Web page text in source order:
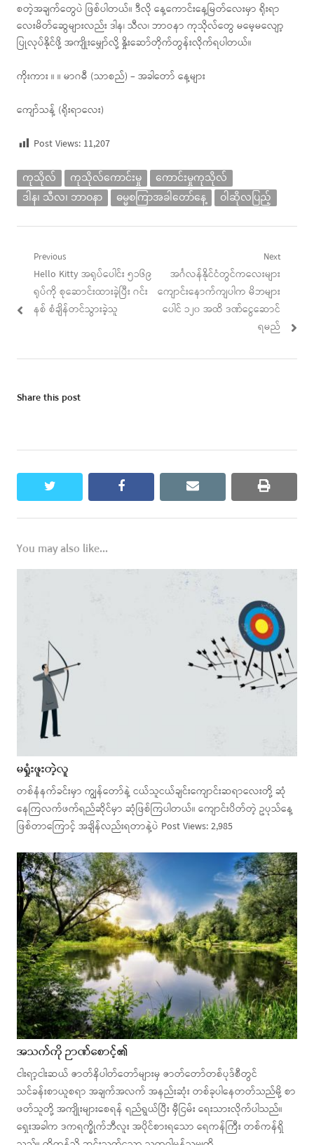
စတဲ့အချက်တွေပဲ ဖြစ်ပါတယ်။ ဒီလို နေ့ကောင်းနေ့မြတ်လေးမှာ ရိုးရာ
လေးမိတ်ဆွေများလည်း ဒါန၊ သီလ၊ ဘာဝနာ ကုသိုလ်တွေ မမေ့မလျော့
ပြုလုပ်နိုင်ဖို့ အကျိုးမျှော်လို့ နှိုးဆော်တိုက်တွန်းလိုက်ရပါတယ်။
ကိုးကား ။ ။ မာဂဓီ (သာစည်) – အခါတော် နေ့များ
ကျော်သန့် (ရိုးရာလေး)
Post Views: 11,207
ကုသိုလ် ကုသိုလ်ကောင်းမှု
ကောင်းမှုကုသိုလ်
ဒါန၊ သီလ၊ ဘာဝနာ
ဓမ္မစကြာအခါတော်နေ့ ဝါဆိုလပြည့်
Post
navigation
Previous
Previous
post:
Hello Kitty အရုပ်ပေါင်း ၅၁၆၉
ရုပ်ကို စုဆောင်းထားခဲ့ပြီး ဂင်း
နစ် စံချိန်တင်သွားခဲ့သူ
Next
Next
post:
အင်္ဂလန်နိုင်ငံတွင်ကလေးများ
ကျောင်းနောက်ကျပါက မိဘများ
ပေါင် ၁၂၀ အထိ ဒဏ်ငွေဆောင်
ရမည်
Share this post
twitter facebook email print
You may also like...
မရှုံးဖူးတဲ့လူ
တစ်နံနက်ခင်းမှာ ကျွန်တော်နဲ့ ငယ်သူငယ်ချင်းကျောင်းဆရာလေးတို့ ဆုံ
နေကြလက်ဖက်ရည်ဆိုင်မှာ ဆုံဖြစ်ကြပါတယ်။ ကျောင်းပိတ်တဲ့ ဥပုသ်နေ့
ဖြစ်တာကြောင့် အချိန်လည်းရတာနဲ့ပဲ Post Views: 2,985
အသက်ကို ဉာဏ်စောင့်၏
ငါးရာ့ငါးဆယ် ဇာတ်နိပါတ်တော်များမှ ဇာတ်တော်တစ်ပုဒ်စီတွင်
သင်ခန်းစာယူစရာ အချက်အလက် အနည်းဆုံး တစ်ခုပါနေတတ်သည်မို့ စာ
ဖတ်သူတို့ အကျိုးများစေရန် ရည်ရွယ်ပြီး မှီငြမ်း ရေးသားလိုက်ပါသည်။
ရှေးအခါက ဒကရက္ခိုက်ဘီလူး အပိုင်စားရသော ရေကန်ကြီး တစ်ကန်ရှိ